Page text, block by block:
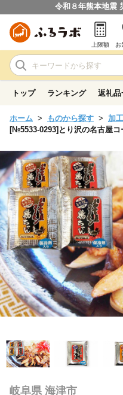
令和８年熊本地震
上限額 お
トップ ランキング 返礼品
ホーム ものから探す 加
[№5533-0293]とり沢の名古屋コ
岐阜県 海津市